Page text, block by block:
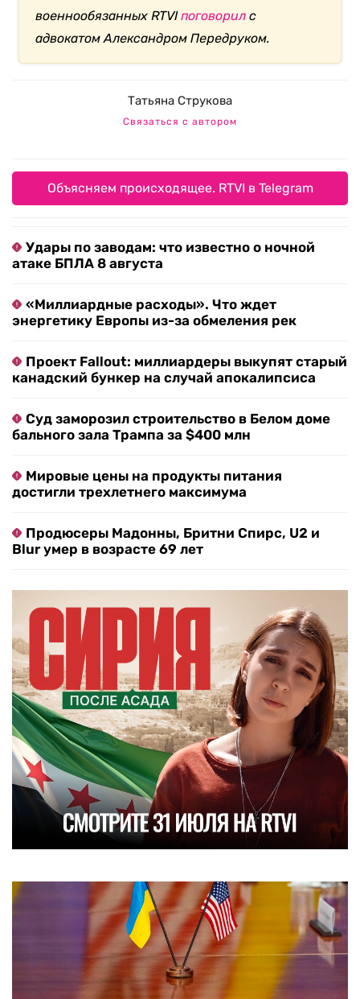
военнообязанных RTVIпоговорил с
адвокатом Александром Передруком.
Татьяна Струкова
Связаться с автором
Объясняем происходящее. RTVI в Telegram
Удары по заводам: что известно о ночной
атаке БПЛА 8 августа
«Миллиардные расходы». Что ждет
энергетику Европы из-за обмеления рек
Проект Fallout: миллиардеры выкупят старый
канадский бункер на случай апокалипсиса
Суд заморозил строительство в Белом доме
бального зала Трампа за $400 млн
Мировые цены на продукты питания
достигли трехлетнего максимума
Продюсеры Мадонны, Бритни Спирс, U2 и
Blur умер в возрасте 69 лет